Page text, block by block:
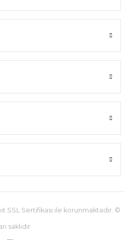
SSL Sertifikası ile korunmaktadır. ©
saklıdır.